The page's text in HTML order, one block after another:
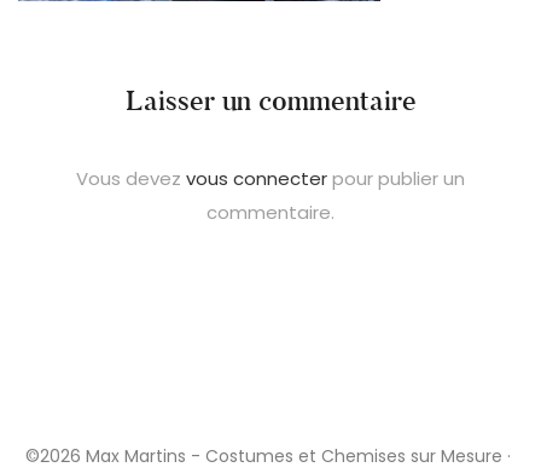
Laisser un commentaire
Vous devez vous connecterpour publier un
commentaire.
©2026 Max Martins - Costumes et Chemises sur Mesure ·